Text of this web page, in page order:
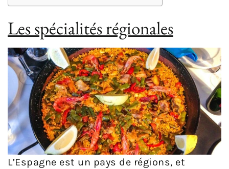
Les spécialités régionales
L’Espagne est un pays de régions, et